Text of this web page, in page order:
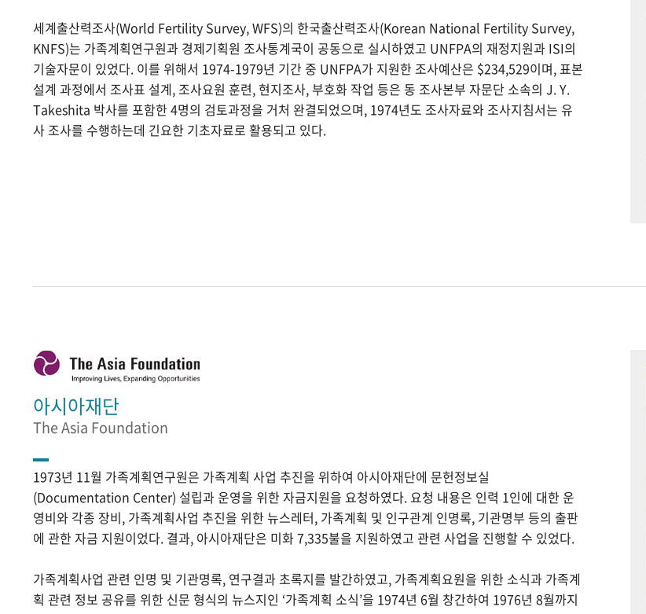
세계출산력조사(World Fertility Survey, WFS)의 한국출산력조사(Korean National Fertility Survey,
KNFS)는 가족계획연구원과 경제기획원 조사통계국이 공동으로 실시하였고 UNFPA의 재정지원과 ISI의
기술자문이 있었다. 이를 위해서 1974-1979년 기간 중 UNFPA가 지원한 조사예산은 $234,529이며, 표본
설계 과정에서 조사표 설계, 조사요원 훈련, 현지조사, 부호화 작업 등은 동 조사본부 자문단 소속의 J. Y.
Takeshita 박사를 포함한 4명의 검토과정을 거처 완결되었으며, 1974년도 조사자료와 조사지침서는 유
사 조사를 수행하는데 긴요한 기초자료로 활용되고 있다.
아시아재단
The Asia Foundation
1973년 11월 가족계획연구원은 가족계획 사업 추진을 위하여 아시아재단에 문헌정보실
(Documentation Center) 설립과 운영을 위한 자금지원을 요청하였다. 요청 내용은 인력 1인에 대한 운
영비와 각종 장비, 가족계획사업 추진을 위한 뉴스레터, 가족계획 및 인구관계 인명록, 기관명부 등의 출판
에 관한 자금 지원이었다. 결과, 아시아재단은 미화 7,335불을 지원하였고 관련 사업을 진행할 수 있었다.
가족계획사업 관련 인명 및 기관명록, 연구결과 초록지를 발간하였고, 가족계획요원을 위한 소식과 가족계
획 관련 정보 공유를 위한 신문 형식의 뉴스지인 ‘가족계획 소식’을 1974년 6월 창간하여 1976년 8월까지